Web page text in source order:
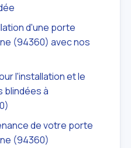
d'une porte
(94360) avec nos
l'installation et le
blindées à
de votre porte
(94360)